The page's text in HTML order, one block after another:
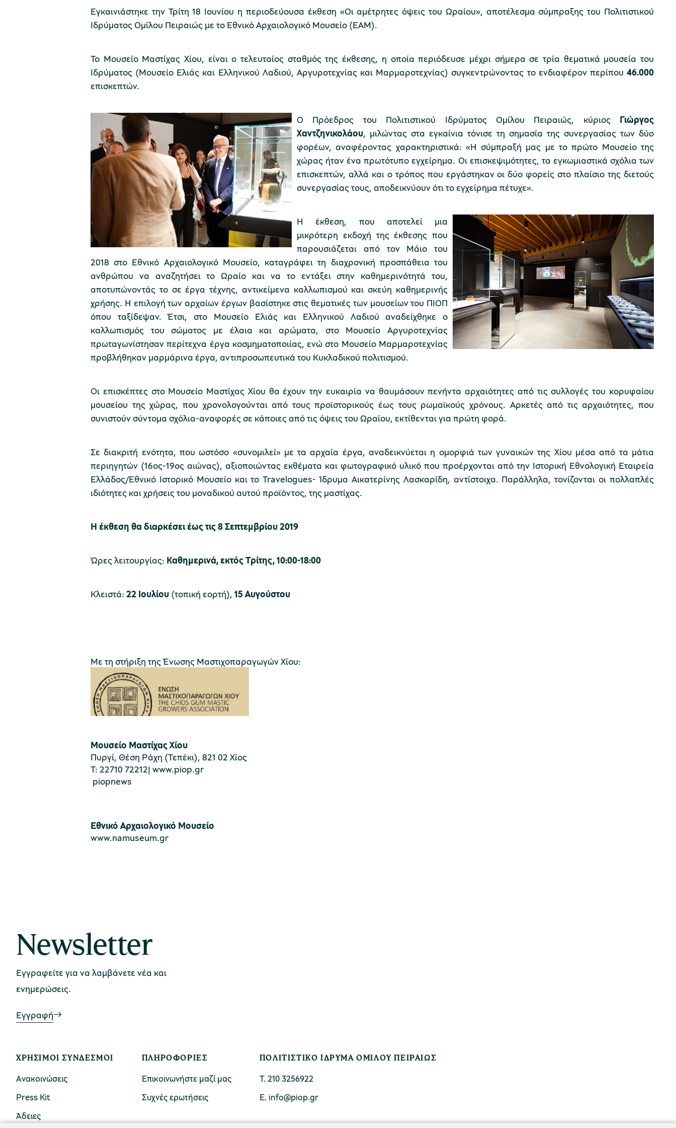
Εγκαινιάστηκε την Τρίτη 18 Ιουνίου η περιοδεύουσα έκθεση «Οι αμέτρητες όψεις του Ωραίου», αποτέλεσμα σύμπραξης του Πολιτιστικού
Ιδρύματος Ομίλου Πειραιώς με το Εθνικό Αρχαιολογικό Μουσείο (ΕΑΜ).
Το Μουσείο Μαστίχας Χίου, είναι ο τελευταίος σταθμός της έκθεσης, η οποία περιόδευσε μέχρι σήμερα σε τρία θεματικά μουσεία του
Ιδρύματος (Μουσείο Ελιάς και Ελληνικού Λαδιού, Αργυροτεχνίας και Μαρμαροτεχνίας) συγκεντρώνοντας το ενδιαφέρον περίπου 46.000
επισκεπτών.
Ο Πρόεδρος του Πολιτιστικού Ιδρύματος Ομίλου Πειραιώς, κύριος Γιώργος
Χαντζηνικολάου, μιλώντας στα εγκαίνια τόνισε τη σημασία της συνεργασίας των δύο
φορέων, αναφέροντας χαρακτηριστικά: «Η σύμπραξή μας με το πρώτο Μουσείο της
χώρας ήταν ένα πρωτότυπο εγχείρημα. Οι επισκεψιμότητες, τα εγκωμιαστικά σχόλια των
επισκεπτών, αλλά και ο τρόπος που εργάστηκαν οι δύο φορείς στο πλαίσιο της διετούς
συνεργασίας τους, αποδεικνύουν ότι το εγχείρημα πέτυχε».
Η έκθεση, που αποτελεί μια
μικρότερη εκδοχή της έκθεσης που
παρουσιάζεται από τον Μάιο του
2018 στο Εθνικό Αρχαιολογικό Μουσείο, καταγράφει τη διαχρονική προσπάθεια του
ανθρώπου να αναζητήσει το Ωραίο και να το εντάξει στην καθημερινότητά του,
αποτυπώνοντάς το σε έργα τέχνης, αντικείμενα καλλωπισμού και σκεύη καθημερινής
χρήσης. Η επιλογή των αρχαίων έργων βασίστηκε στις θεματικές των μουσείων του ΠΙΟΠ
όπου ταξίδεψαν. Έτσι, στο Μουσείο Ελιάς και Ελληνικού Λαδιού αναδείχθηκε ο
καλλωπισμός του σώματος με έλαια και αρώματα, στο Μουσείο Αργυροτεχνίας
πρωταγωνίστησαν περίτεχνα έργα κοσμηματοποιίας, ενώ στο Μουσείο Μαρμαροτεχνίας
προβλήθηκαν μαρμάρινα έργα, αντιπροσωπευτικά του Κυκλαδικού πολιτισμού.
Οι επισκέπτες στο Μουσείο Μαστίχας Χίου θα έχουν την ευκαιρία να θαυμάσουν πενήντα αρχαιότητες από τις συλλογές του κορυφαίου
μουσείου της χώρας, που χρονολογούνται από τους προϊστορικούς έως τους ρωμαϊκούς χρόνους. Αρκετές από τις αρχαιότητες, που
συνιστούν σύντομα σχόλια-αναφορές σε κάποιες από τις όψεις του Ωραίου, εκτίθενται για πρώτη φορά.
Σε διακριτή ενότητα, που ωστόσο «συνομιλεί» με τα αρχαία έργα, αναδεικνύεται η ομορφιά των γυναικών της Χίου μέσα από τα μάτια
περιηγητών (16ος-19ος αιώνας), αξιοποιώντας εκθέματα και φωτογραφικό υλικό που προέρχονται από την Ιστορική Εθνολογική Εταιρεία
Ελλάδος/Εθνικό Ιστορικό Μουσείο και το Travelogues- Ίδρυμα Αικατερίνης Λασκαρίδη, αντίστοιχα. Παράλληλα, τονίζονται οι πολλαπλές
ιδιότητες και χρήσεις του μοναδικού αυτού προϊόντος, της μαστίχας.
Η έκθεση θα διαρκέσει έως τις 8 Σεπτεμβρίου 2019
Ώρες λειτουργίας: Καθημερινά, εκτός Τρίτης, 10:00-18:00
Κλειστά: 22 Ιουλίου (τοπική εορτή), 15 Αυγούστου
Με τη στήριξη της Ένωσης Μαστιχοπαραγωγών Χίου:
Μουσείο Μαστίχας Χίου
Πυργί, Θέση Ράχη (Τεπέκι), 821 02 Χίος
Τ: 22710 72212| www.piop.gr
piopnews
Εθνικό Αρχαιολογικό Μουσείο
www.namuseum.gr
Newsletter
Εγγραφείτε για να λαμβάνετε νέα και
ενημερώσεις.
Εγγραφή
ΧΡΉΣΙΜΟΙ ΣΎΝΔΕΣΜΟΙ
Ανακοινώσεις
Press Kit
Άδειες
ΠΛΗΡΟΦΟΡΊΕΣ
Επικοινωνήστε μαζί μας
Συχνές ερωτήσεις
ΠΟΛΙΤΙΣΤΙΚΟ ΙΔΡΥΜΑ ΟΜΙΛΟΥ ΠΕΙΡΑΙΩΣ
Τ. 210 3256922
Ε. info@piop.gr